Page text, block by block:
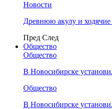
Новости
Древнюю акулу и
Пред След
Общество
Общество
В Новосибирске
Общество
В Новосибирске